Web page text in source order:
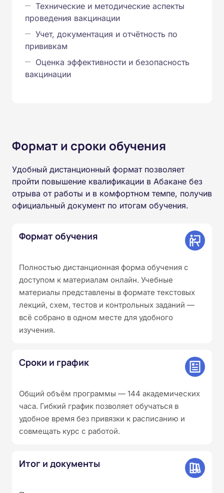
Технические и методические аспекты
проведения вакцинации
Учет, документация и отчётность по
прививкам
Оценка эффективности и безопасность
вакцинации
Формат и сроки обучения
Удобный дистанционный формат позволяет
пройти повышение квалификации в Абакане без
отрыва от работы и в комфортном темпе, получив
официальный документ по итогам обучения.
Формат обучения
Полностью дистанционная форма обучения с
доступом к материалам онлайн. Учебные
материалы представлены в формате текстовых
лекций, схем, тестов и контрольных заданий —
всё собрано в одном месте для удобного
изучения.
Сроки и график
Общий объём программы — 144 академических
часа. Гибкий график позволяет обучаться в
удобное время без привязки к расписанию и
совмещать курс с работой.
Итог и документы